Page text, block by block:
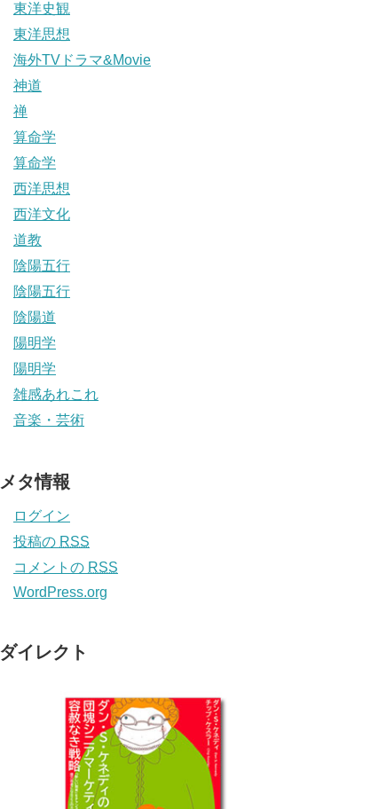
東洋史観
東洋思想
海外TVドラマ&Movie
神道
禅
算命学
算命学
西洋思想
西洋文化
道教
陰陽五行
陰陽五行
陰陽道
陽明学
陽明学
雑感あれこれ
音楽・芸術
メタ情報
ログイン
投稿の RSS
コメントの RSS
WordPress.org
ダイレクト